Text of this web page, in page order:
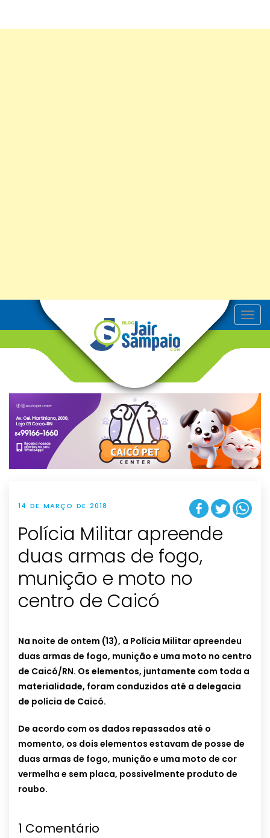
T
o
v
g
t
i
o
n
14 DE MARÇO DE 2018
Polícia Militar apreende
duas armas de fogo,
munição e moto no
centro de Caicó
Na noite de ontem (13), a Polícia Militar apreendeu
duas armas de fogo, munição e uma moto no centro
de Caicó/RN. Os elementos, juntamente com toda a
materialidade, foram conduzidos até a delegacia
de polícia de Caicó.
De acordo com os dados repassados até o
momento, os dois elementos estavam de posse de
duas armas de fogo, munição e uma moto de cor
vermelha e sem placa, possivelmente produto de
roubo.
1 Comentário